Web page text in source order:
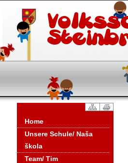
Home
Unsere Schule/ Naša
škola
Team/ Tim